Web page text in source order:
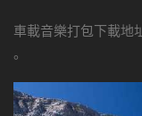
車載音樂打包下載地
。